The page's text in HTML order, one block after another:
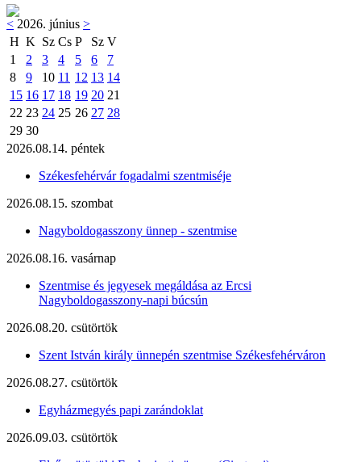
< 2026. június >
H K Sz Cs P Sz V
1
2 3 4 5 6
7
8
9 10 11 12 13 14
15 16 17 18 19 20 21
22 23 24 25 26 27 28
29 30
2026.08.14. péntek
Székesfehérvár fogadalmi szentmiséje
2026.08.15. szombat
Nagyboldogasszony ünnep - szentmise
2026.08.16. vasárnap
Szentmise és jegyesek megáldása az Ercsi
Nagyboldogasszony-napi búcsún
2026.08.20. csütörtök
Szent István király ünnepén szentmise Székesfehérváron
2026.08.27. csütörtök
Egyházmegyés papi zarándoklat
2026.09.03. csütörtök